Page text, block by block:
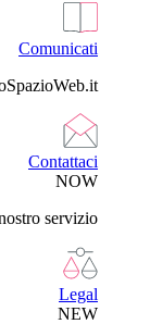
Comunicati
Contattaci
NOW
servizio?
Legal
NEW